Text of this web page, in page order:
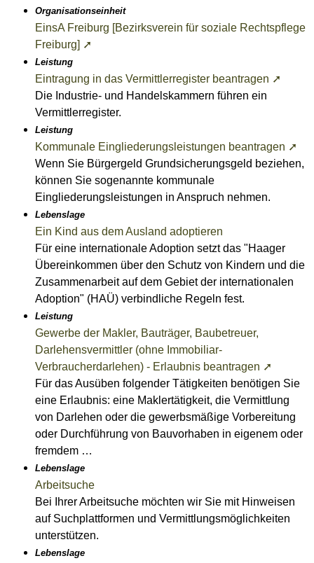
Organisationseinheit
EinsA Freiburg [Bezirksverein für soziale Rechtspflege
Freiburg] ➚
Leistung
Eintragung in das Vermittlerregister beantragen ➚
Die Industrie- und Handelskammern führen ein
Vermittlerregister.
Leistung
Kommunale Eingliederungsleistungen beantragen ➚
Wenn Sie Bürgergeld Grundsicherungsgeld beziehen,
können Sie sogenannte kommunale
Eingliederungsleistungen in Anspruch nehmen.
Lebenslage
Ein Kind aus dem Ausland adoptieren
Für eine internationale Adoption setzt das "Haager
Übereinkommen über den Schutz von Kindern und die
Zusammenarbeit auf dem Gebiet der internationalen
Adoption" (HAÜ) verbindliche Regeln fest.
Leistung
Gewerbe der Makler, Bauträger, Baubetreuer,
Darlehensvermittler (ohne Immobiliar-
Verbraucherdarlehen) - Erlaubnis beantragen ➚
Für das Ausüben folgender Tätigkeiten benötigen Sie
eine Erlaubnis: eine Maklertätigkeit, die Vermittlung
von Darlehen oder die gewerbsmäßige Vorbereitung
oder Durchführung von Bauvorhaben in eigenem oder
fremdem …
Lebenslage
Arbeitsuche
Bei Ihrer Arbeitsuche möchten wir Sie mit Hinweisen
auf Suchplattformen und Vermittlungsmöglichkeiten
unterstützen.
Lebenslage